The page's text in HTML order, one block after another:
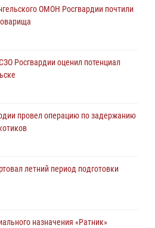
ОМОН Росгвардии почтили
Росгвардии оценил потенциал
провел операцию по задержанию
летний период подготовки
назначения «Ратник»